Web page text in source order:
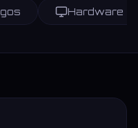
Hardware